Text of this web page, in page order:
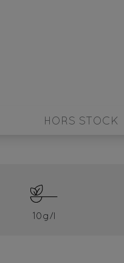
HORS STOCK
10g/l